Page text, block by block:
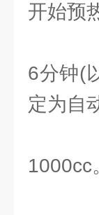
开始预
2
6分钟(
定为自
3
1000cc
4